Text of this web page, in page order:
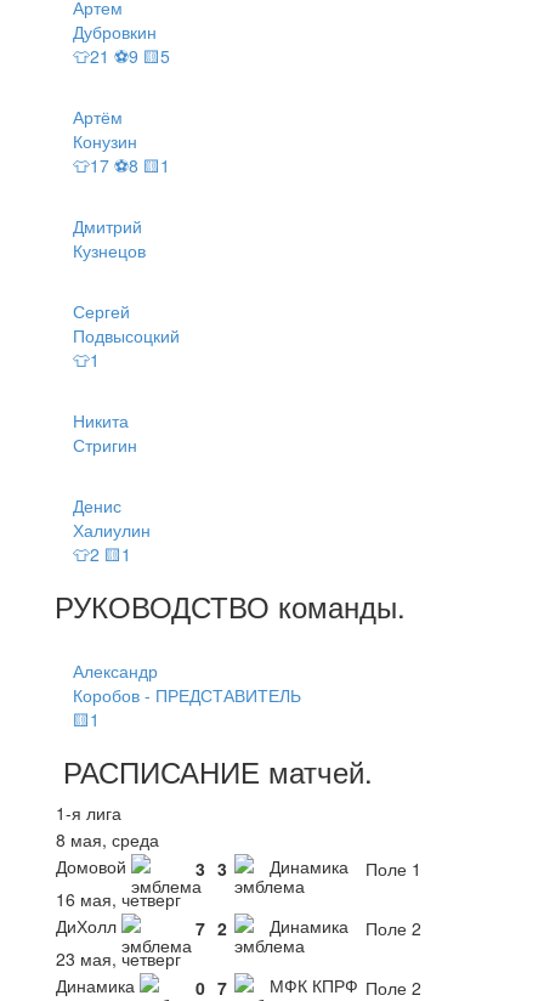
Артем
Дубровкин
👕21 ⚽9 🟨5
Артём
Конузин
👕17 ⚽8 🟨1
Дмитрий
Кузнецов
Сергей
Подвысоцкий
👕1
Никита
Стригин
Денис
Халиулин
👕2 🟨1
РУКОВОДСТВО команды.
Александр
Коробов - ПРЕДСТАВИТЕЛЬ
🟨1
РАСПИСАНИЕ матчей.
1-я лига
8 мая, среда
Домовой
3 3 Динамика
Поле 1
16 мая, четверг
ДиХолл
7 2 Динамика
Поле 2
23 мая, четверг
Динамика
0 7 МФК КПРФ Поле 2